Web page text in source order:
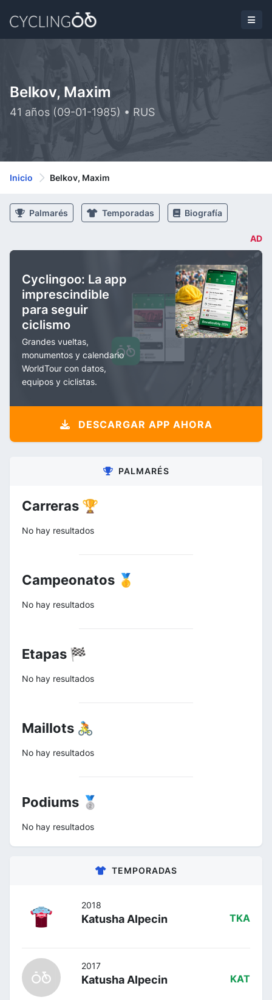
Belkov, Maxim
41 años (09-01-1985) • RUS
Inicio Belkov, Maxim
Palmarés Temporadas Biografía
AD
Cyclingoo: La app
imprescindible
para seguir
ciclismo
Grandes vueltas,
monumentos y calendario
WorldTour con datos,
equipos y ciclistas.
DESCARGAR APP AHORA
PALMARÉS
Carreras 🏆
No hay resultados
Campeonatos 🥇
No hay resultados
Etapas 🏁
No hay resultados
Maillots 🚴
No hay resultados
Podiums 🥈
No hay resultados
TEMPORADAS
2018
Katusha Alpecin TKA
2017
Katusha Alpecin KAT